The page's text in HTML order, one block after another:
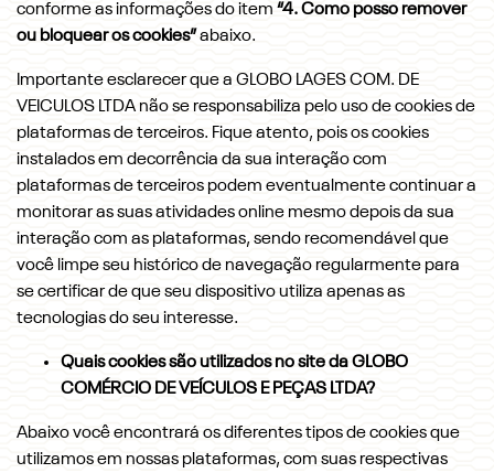
conforme as informações do item “4. Como posso remover
ou bloquear os cookies”abaixo.
Importante esclarecer que a GLOBO LAGES COM. DE
VEICULOS LTDA não se responsabiliza pelo uso de cookies de
plataformas de terceiros. Fique atento, pois os cookies
instalados em decorrência da sua interação com
plataformas de terceiros podem eventualmente continuar a
monitorar as suas atividades online mesmo depois da sua
interação com as plataformas, sendo recomendável que
você limpe seu histórico de navegação regularmente para
se certificar de que seu dispositivo utiliza apenas as
tecnologias do seu interesse.
Quais cookies são utilizados no site da GLOBO
COMÉRCIO DE VEÍCULOS E PEÇAS LTDA?
Abaixo você encontrará os diferentes tipos de cookies que
utilizamos em nossas plataformas, com suas respectivas